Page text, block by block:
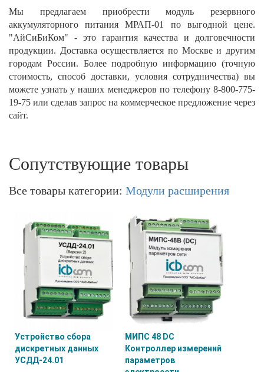
Мы предлагаем приобрести модуль резервного
аккумуляторного питания МРАП-01 по выгодной цене.
"АйСиБиКом" - это гарантия качества и долговечности
продукции. Доставка осуществляется по Москве и другим
городам России. Более подробную информацию (точную
стоимость, способ доставки, условия сотрудничества) вы
можете узнать у наших менеджеров по телефону 8-800-775-
19-75 или сделав запрос на коммерческое предложение через
сайт. ​
Сопутствующие товары
Все товары категории: Модули расширения
Устройство сбора
дискретных данных
УСДД-24.01
МИПС 48 DC
Контроллер измерений
параметров